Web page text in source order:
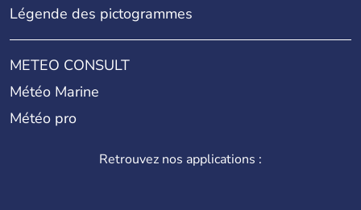
Légende des pictogrammes
METEO CONSULT
Météo Marine
Météo pro
Retrouvez nos applications :